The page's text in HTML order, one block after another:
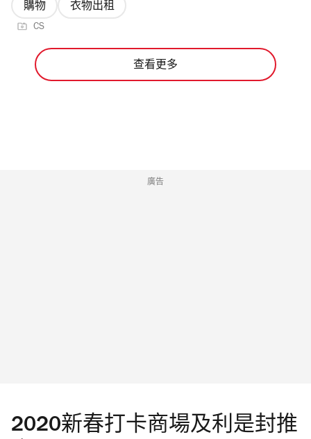
購物 衣物出租
CS
查看更多
廣告
2020新春打卡商場及利是封推